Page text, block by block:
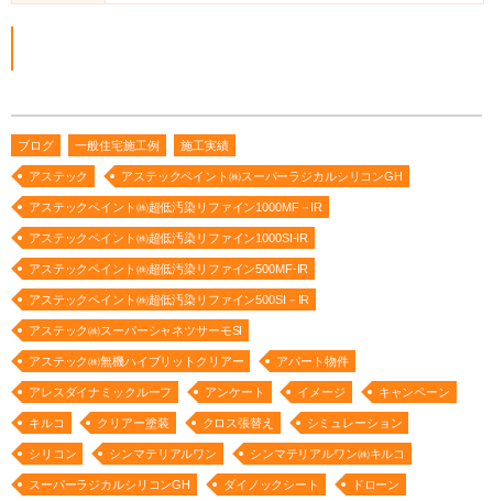
ブログ 一般住宅施工例 施工実績
アステック アステックペイント㈱スーパーラジカルシリコンGH
アステックペイント㈱超低汚染リファイン1000MF－IR
アステックペイント㈱超低汚染リファイン1000SI-IR
アステックペイント㈱超低汚染リファイン500MF-IR
アステックペイント㈱超低汚染リファイン500SI－IR
アステック㈱スーパーシャネツサーモSI
アステック㈱無機ハイブリットクリアー アパート物件
アレスダイナミックルーフ アンケート イメージ キャンペーン
キルコ クリアー塗装 クロス張替え シミュレーション
シリコン シンマテリアルワン シンマテリアルワン㈱キルコ
スーパーラジカルシリコンGH ダイノックシート ドローン